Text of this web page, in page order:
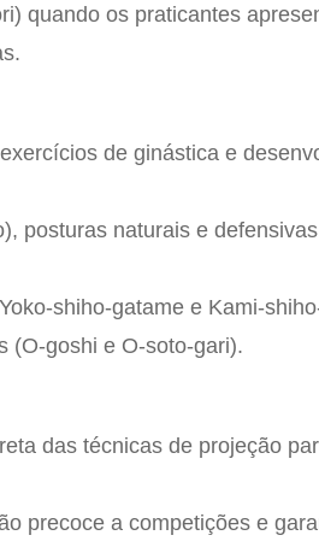
quando os praticantes
de ginástica e
posturas naturais e
shiho-gatame e Kami-
(O-goshi e O-soto-gari).
das técnicas de projeção
precoce a competições e